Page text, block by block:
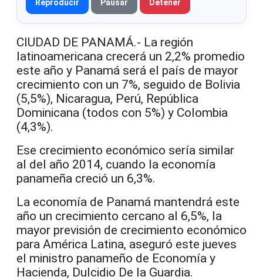
Reproducir Pausar Detener
CIUDAD DE PANAMÁ.- La región
latinoamericana crecerá un 2,2% promedio
este año y Panamá será el país de mayor
crecimiento con un 7%, seguido de Bolivia
(5,5%), Nicaragua, Perú, República
Dominicana (todos con 5%) y Colombia
(4,3%).
Ese crecimiento económico sería similar
al del año 2014, cuando la economía
panameña creció un 6,3%.
La economía de Panamá mantendrá este
año un crecimiento cercano al 6,5%, la
mayor previsión de crecimiento económico
para América Latina, aseguró este jueves
el ministro panameño de Economía y
Hacienda, Dulcidio De la Guardia.